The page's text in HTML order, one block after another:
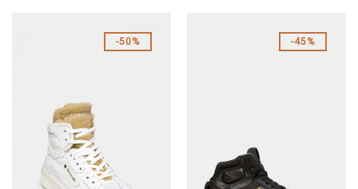
50% 45%